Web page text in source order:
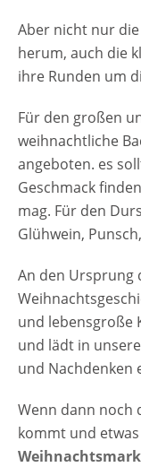
Aber nicht nur
herum, auch die
ihre Runden um
Für den großen
weihnachtliche
angeboten. es
Geschmack
mag. Für den
Glühwein,
An den Ursprung
und lebensgroße
und lädt in
und Nachdenken
Wenn dann noch
kommt und